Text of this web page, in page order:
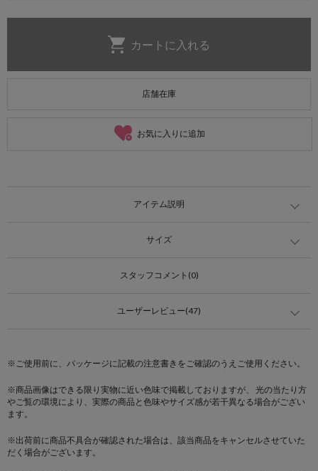
店舗在庫
お気に入りに追加
アイテム説明
サイズ
スタッフコメント(0)
ユーザーレビュー(47)
※ご使用前に、パッケージに記載の注意書きをご確認のうえご使用ください。
※商品画像はできる限り実物に近い色味で掲載しておりますが、 光の当たり方
やご覧の環境により、実際の商品と色味やサイズ感が若干異なる場合がござい
ます。
※出荷前に商品不具合が確認された場合は、該当商品をキャンセルさせていた
だく場合がございます。